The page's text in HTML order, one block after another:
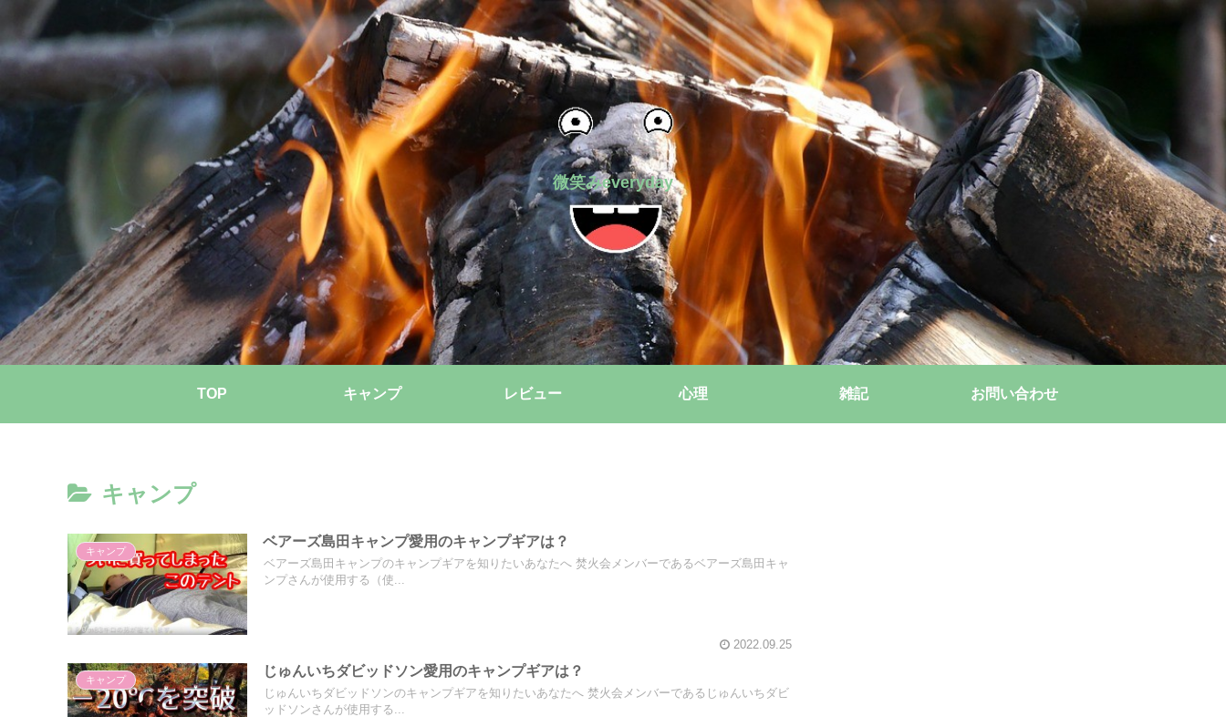
微笑みeveryday
TOP キャンプ レビュー 心理 雑記 お問い合わせ
キャンプ
キャンプ
ベアーズ島田キャンプ愛用のキャンプギアは？
ベアーズ島田キャンプのキャンプギアを知りたいあなたへ 焚火会メンバーであるベアーズ島田キャ
ンプさんが使用する（使...
2022.09.25
キャンプ
じゅんいちダビッドソン愛用のキャンプギアは？
じゅんいちダビッドソンのキャンプギアを知りたいあなたへ 焚火会メンバーであるじゅんいちダビ
ッドソンさんが使用する...